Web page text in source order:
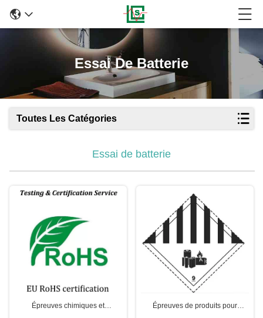
Essai De Batterie
Toutes Les Catégories
Essai de batterie
Épreuves chimiques et
Épreuves de produits pour